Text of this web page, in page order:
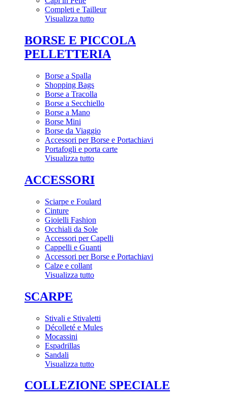
Completi e Tailleur
Visualizza tutto
BORSE E PICCOLA
PELLETTERIA
Borse a Spalla
Shopping Bags
Borse a Tracolla
Borse a Secchiello
Borse a Mano
Borse Mini
Borse da Viaggio
Accessori per Borse e Portachiavi
Portafogli e porta carte
Visualizza tutto
ACCESSORI
Sciarpe e Foulard
Cinture
Gioielli Fashion
Occhiali da Sole
Accessori per Capelli
Cappelli e Guanti
Accessori per Borse e Portachiavi
Calze e collant
Visualizza tutto
SCARPE
Stivali e Stivaletti
Décolleté e Mules
Mocassini
Espadrillas
Sandali
Visualizza tutto
COLLEZIONE SPECIALE